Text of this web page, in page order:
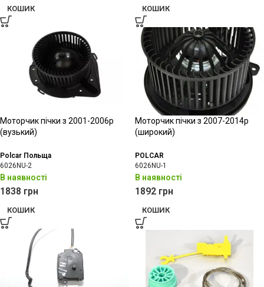
КОШИК КОШИК
Моторчик пічки з 2001-2006р
(вузький)
Polcar Польща
6026NU-2
В наявності
1838 грн
КОШИК
Моторчик пічки з 2007-2014р
(широкий)
POLCAR
6026NU-1
В наявності
1892 грн
КОШИК